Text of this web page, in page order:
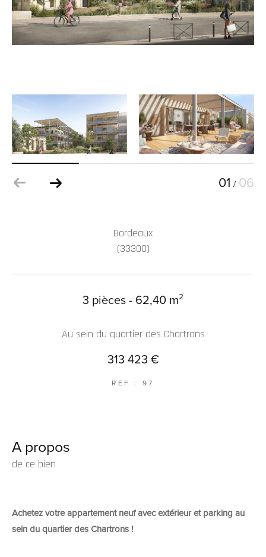
01 / 06
Bordeaux
(33300)
3 pièces - 62,40 m²
Au sein du quartier des Chartrons
313 423 €
REF : 97
A propos
de ce bien
Achetez votre appartement neuf avec extérieur et parking au
sein du quartier des Chartrons !